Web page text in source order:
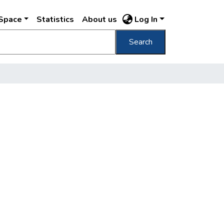
Statistics About us Log In
Search